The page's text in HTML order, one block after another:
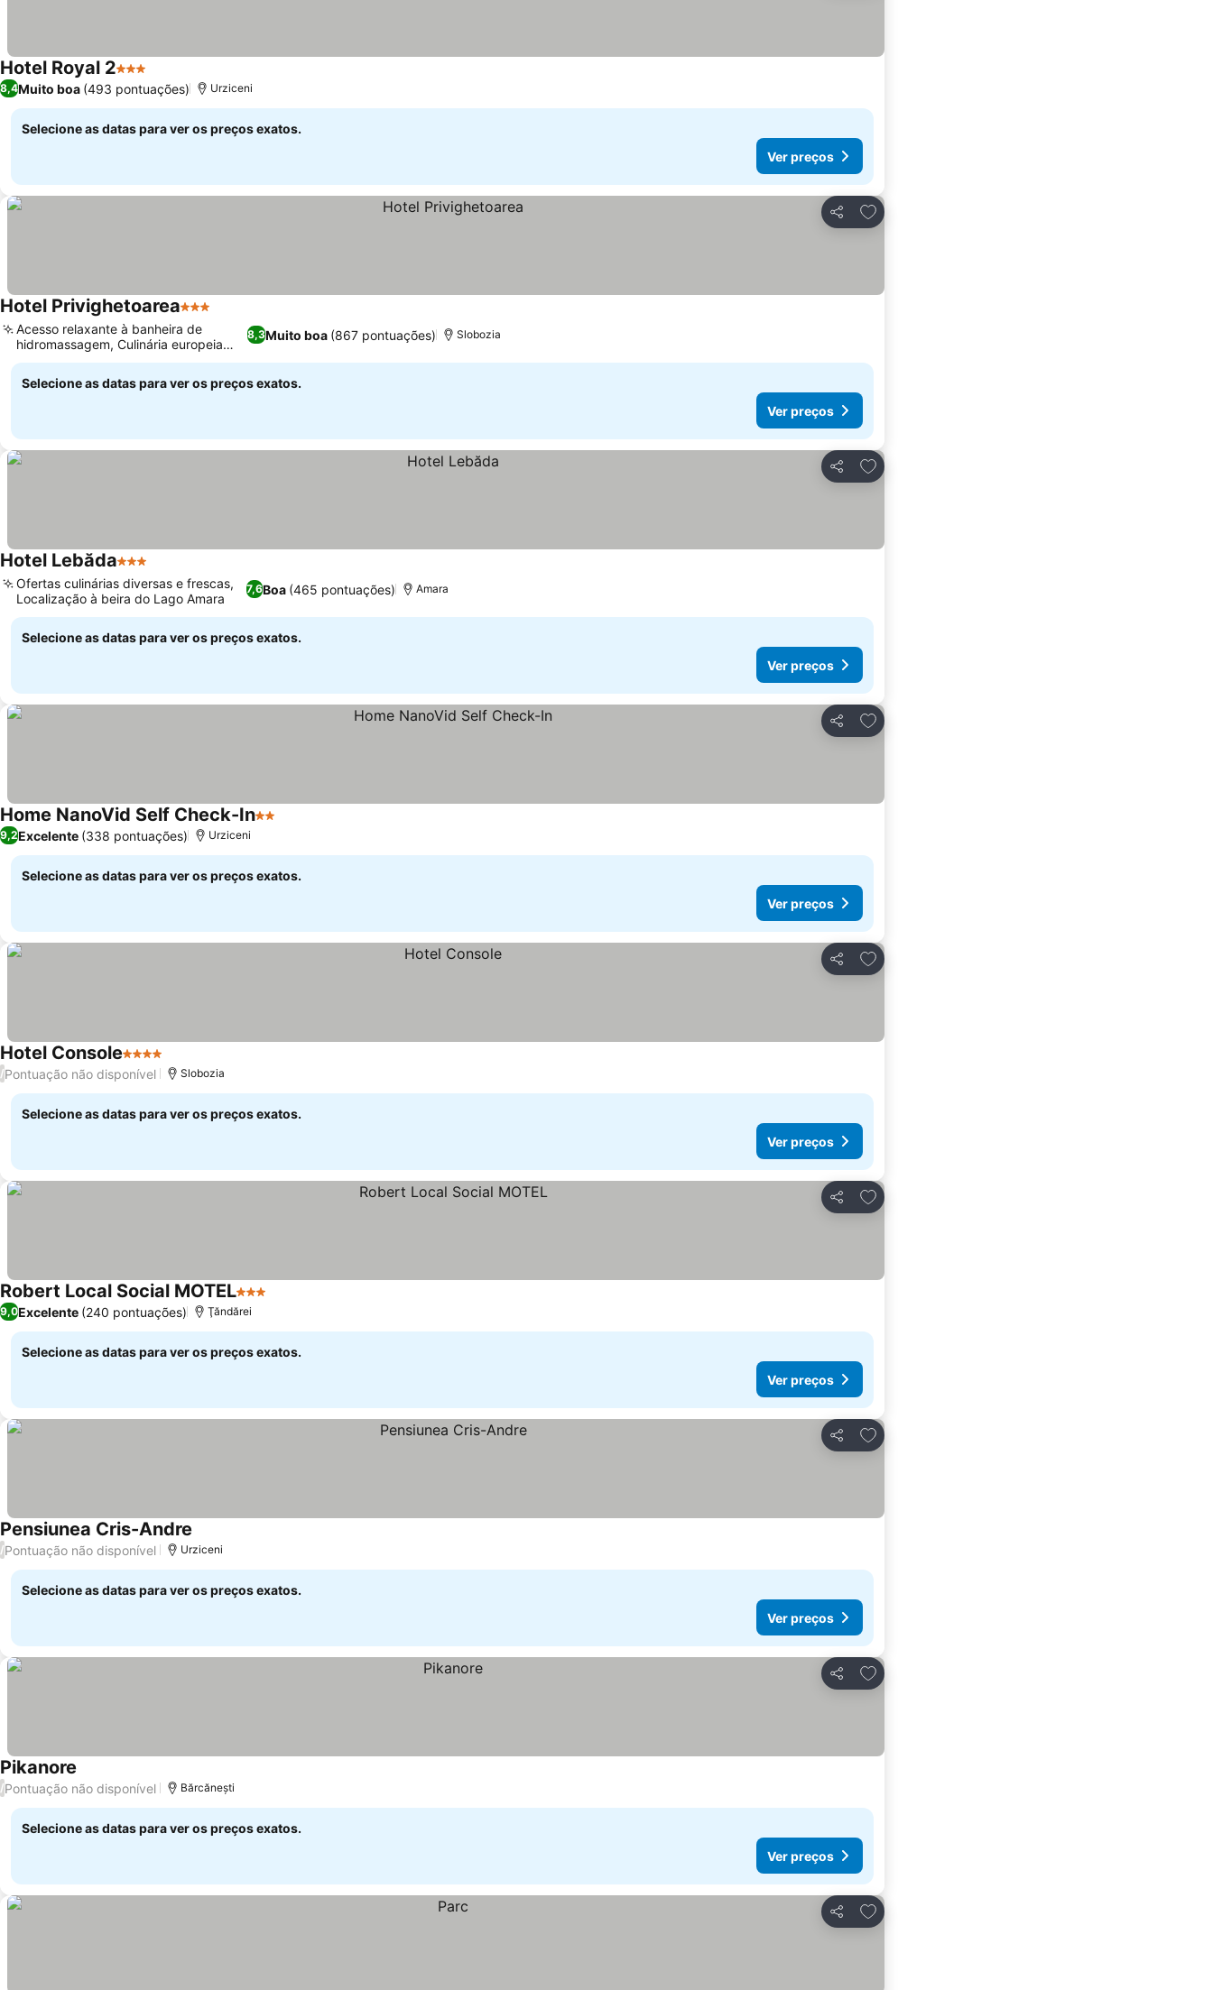
Hotel Royal 23 EstrelasVer preços
8,4Muito boa (493 pontuações) Urziceni
Selecione as datas para ver os preços exatos.
Ver preços
Partilhar
Adicionar aos favoritos
Hotel Privighetoarea3 Estrelas
8,3Muito boa (867 pontuações)
Acesso relaxante à banheira de
hidromassagem, Culinária europeia
excepcional
Slobozia
Selecione as datas para ver os preços exatos.
Ver preços
Partilhar
Adicionar aos favoritos
Hotel Lebăda3 Estrelas
7,6Boa (465 pontuações)
Ofertas culinárias diversas e frescas,
Localização à beira do Lago Amara
Amara
Selecione as datas para ver os preços exatos.
Ver preços
Partilhar
Adicionar aos favoritos
Home NanoVid Self Check-In2 Estrelas
9,2Excelente (338 pontuações) Urziceni
Selecione as datas para ver os preços exatos.
Ver preços
Partilhar
Adicionar aos favoritos
Hotel Console4 EstrelasVer preços
/Pontuação não disponível Slobozia
Selecione as datas para ver os preços exatos.
Ver preços
Partilhar
Adicionar aos favoritos
Robert Local Social MOTEL3 Estrelas
9,0Excelente (240 pontuações) Ţăndărei
Selecione as datas para ver os preços exatos.
Ver preços
Partilhar
Adicionar aos favoritos
Pensiunea Cris-Andre
/Pontuação não disponível Urziceni
Selecione as datas para ver os preços exatos.
Ver preços
Partilhar
Adicionar aos favoritos
Pikanore
/Pontuação não disponível Bărcănești
Selecione as datas para ver os preços exatos.
Ver preços
Partilhar
Adicionar aos favoritos